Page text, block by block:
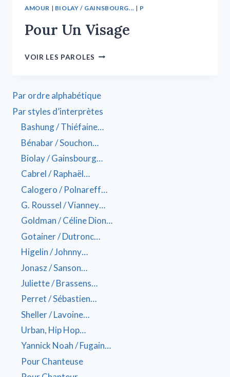
AMOUR | BIOLAY / GAINSBOURG... | P
Pour Un Visage
VOIR LES PAROLES
Par ordre alphabétique
Par styles d’interprètes
Bashung / Thiéfaine…
Bénabar / Souchon…
Biolay / Gainsbourg…
Cabrel / Raphaël…
Calogero / Polnareff…
G. Roussel / Vianney…
Goldman / Céline Dion…
Gotainer / Dutronc…
Higelin / Johnny…
Jonasz / Sanson…
Juliette / Brassens…
Perret / Sébastien…
Sheller / Lavoine…
Urban, Hip Hop…
Yannick Noah / Fugain…
Pour Chanteuse